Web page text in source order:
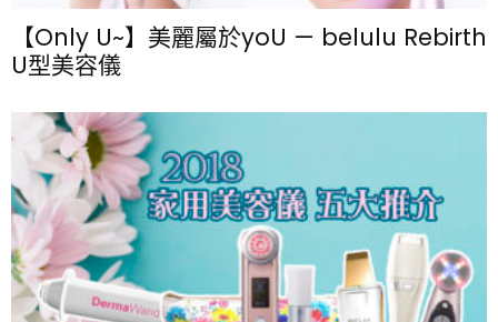
【Only U~】美麗屬於yoU — belulu Rebirth
U型美容儀